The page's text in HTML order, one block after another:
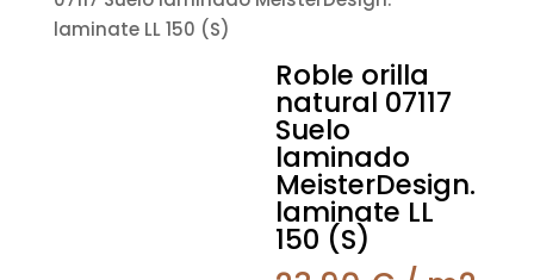
laminate LL 150 (S)
Roble orilla
natural 07117
Suelo
laminado
MeisterDesign.
laminate LL
150 (S)